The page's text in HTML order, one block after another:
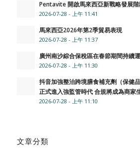
Pentavite 開啟馬來西亞新戰略發展階
2026-07-28 - 上午 11:41
馬來西亞2026年第2季貿易表現
2026-07-28 - 上午 11:37
廣州南沙綜合保稅區在春節期間持續
2026-07-28 - 上午 11:30
抖音加強整治跨境膳食補充劑（保健
正式進入強監管時代 合規將成為商家
2026-07-28 - 上午 11:10
文章分類